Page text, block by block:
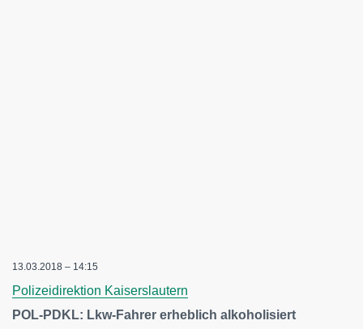
13.03.2018 – 14:15
Polizeidirektion Kaiserslautern
POL-PDKL: Lkw-Fahrer erheblich alkoholisiert